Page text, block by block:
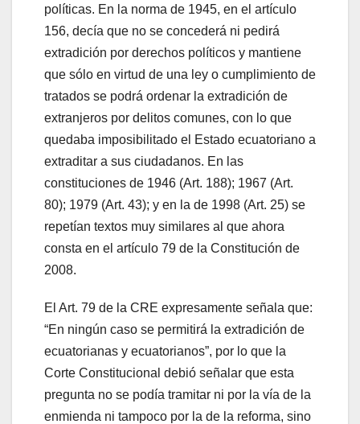
políticas. En la norma de 1945, en el artículo
156, decía que no se concederá ni pedirá
extradición por derechos políticos y mantiene
que sólo en virtud de una ley o cumplimiento de
tratados se podrá ordenar la extradición de
extranjeros por delitos comunes, con lo que
quedaba imposibilitado el Estado ecuatoriano a
extraditar a sus ciudadanos. En las
constituciones de 1946 (Art. 188); 1967 (Art.
80); 1979 (Art. 43); y en la de 1998 (Art. 25) se
repetían textos muy similares al que ahora
consta en el artículo 79 de la Constitución de
2008.
El Art. 79 de la CRE expresamente señala que:
“En ningún caso se permitirá la extradición de
ecuatorianas y ecuatorianos”, por lo que la
Corte Constitucional debió señalar que esta
pregunta no se podía tramitar ni por la vía de la
enmienda ni tampoco por la de la reforma, sino